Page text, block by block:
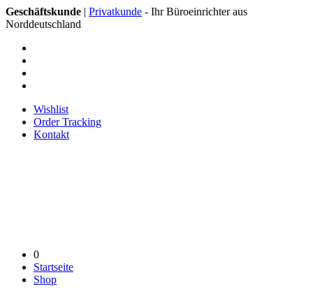
Geschäftskunde | Privatkunde - Ihr Büroeinrichter aus
Norddeutschland
Wishlist
Order Tracking
Kontakt
0
Startseite
Shop